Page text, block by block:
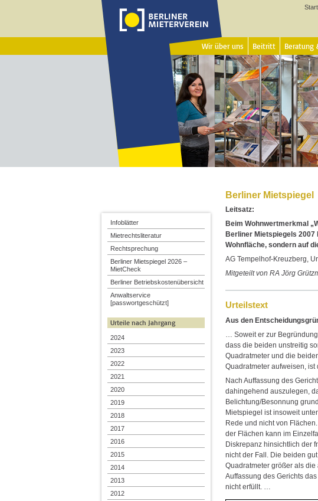
Wir über uns Beitritt Beratung
Berliner Mietspiegel
Leitsatz:
Beim Wohnwertmerkmal
Berliner Mietspiegels
Wohnfläche, sondern auf
AG Tempelhof-Kreuzberg,
Mitgeteilt von RA Jörg
Urteilstext
Aus den
… Soweit er zur
dass die beiden unstreitig
Quadratmeter und die
Quadratmeter aufweisen, ist
Nach Auffassung des
dahingehend auszulegen,
Belichtung/Besonnung
Mietspiegel ist insoweit
Rede und nicht von
der Flächen kann im
Diskrepanz hinsichtlich der
nicht der Fall. Die beiden
Quadratmeter größer als
Auffassung des Gerichts
nicht erfüllt. …
Infoblätter
Mietrechtsliteratur
Rechtsprechung
Berliner Mietspiegel 2026 –
MietCheck
Berliner Betriebskostenübersicht
Anwaltservice
[passwortgeschützt]
Urteile nach Jahrgang
2024
2023
2022
2021
2020
2019
2018
2017
2016
2015
2014
2013
2012